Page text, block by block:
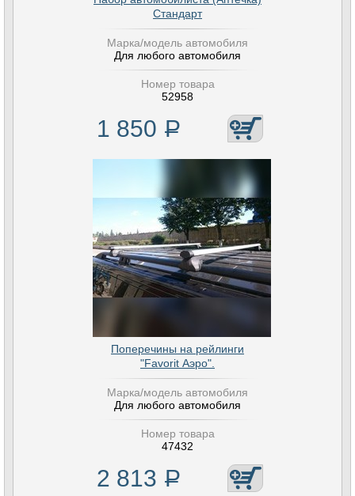
Стандарт
Марка/модель автомобиля
Для любого автомобиля
Номер товара
52958
1 850 Р
Поперечины на рейлинги
"Favorit Аэро".
Марка/модель автомобиля
Для любого автомобиля
Номер товара
47432
2 813 Р